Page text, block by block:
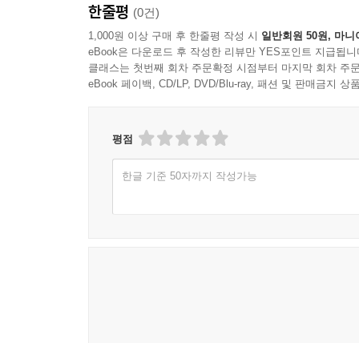
한줄평 (0건)
1,000원 이상 구매 후 한줄평 작성 시 일반회원 50원, 마니
eBook은 다운로드 후 작성한 리뷰만 YES포인트 지급됩니
클래스는 첫번째 회차 주문확정 시점부터 마지막 회차 주
eBook 페이백, CD/LP, DVD/Blu-ray, 패션 및 판매금지 상
평점
한글 기준 50자까지 작성가능